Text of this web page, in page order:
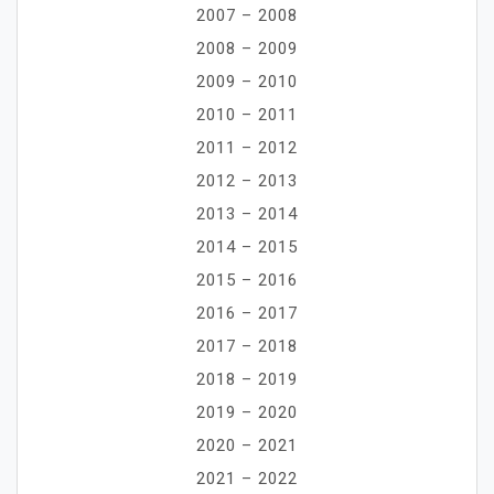
2007 – 2008
2008 – 2009
2009 – 2010
2010 – 2011
2011 – 2012
2012 – 2013
2013 – 2014
2014 – 2015
2015 – 2016
2016 – 2017
2017 – 2018
2018 – 2019
2019 – 2020
2020 – 2021
2021 – 2022